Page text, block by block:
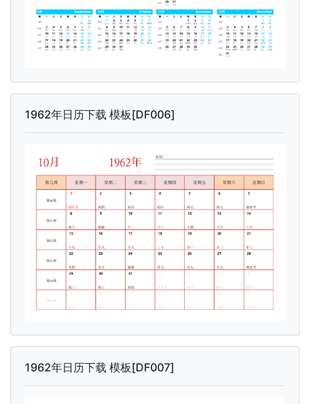
1962年日历下载 模板[DF006]
1962年日历下载 模板[DF007]